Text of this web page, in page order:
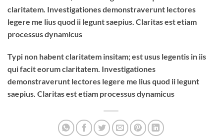
claritatem. Investigationes demonstraverunt lectores
legere me lius quod ii legunt saepius. Claritas est etiam
processus dynamicus
Typi non habent claritatem insitam; est usus legentis in iis
qui facit eorum claritatem. Investigationes
demonstraverunt lectores legere me lius quod ii legunt
saepius. Claritas est etiam processus dynamicus